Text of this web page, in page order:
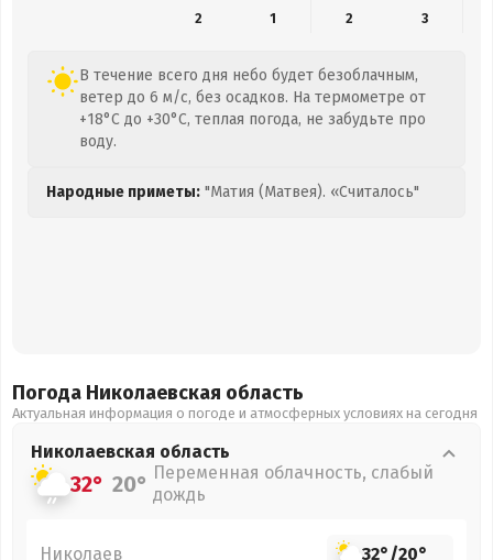
2
1 2 3
В течение всего дня небо будет безоблачным,
ветер до 6 м/с, без осадков. На термометре от
+18°C до +30°C, теплая погода, не забудьте про
воду.
Народные приметы: "Матия (Матвея). «Считалось"
Погода Николаевская область
Актуальная информация о погоде и атмосферных условиях на сегодня
Николаевская область
32° 20° Переменная облачность, слабый
дождь
Николаев 32°/20°